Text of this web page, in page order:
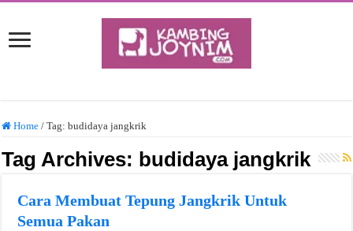
Home / Tag:budidaya jangkrik
Tag Archives: budidaya jangkrik
Cara Membuat Tepung Jangkrik Untuk
Semua Pakan